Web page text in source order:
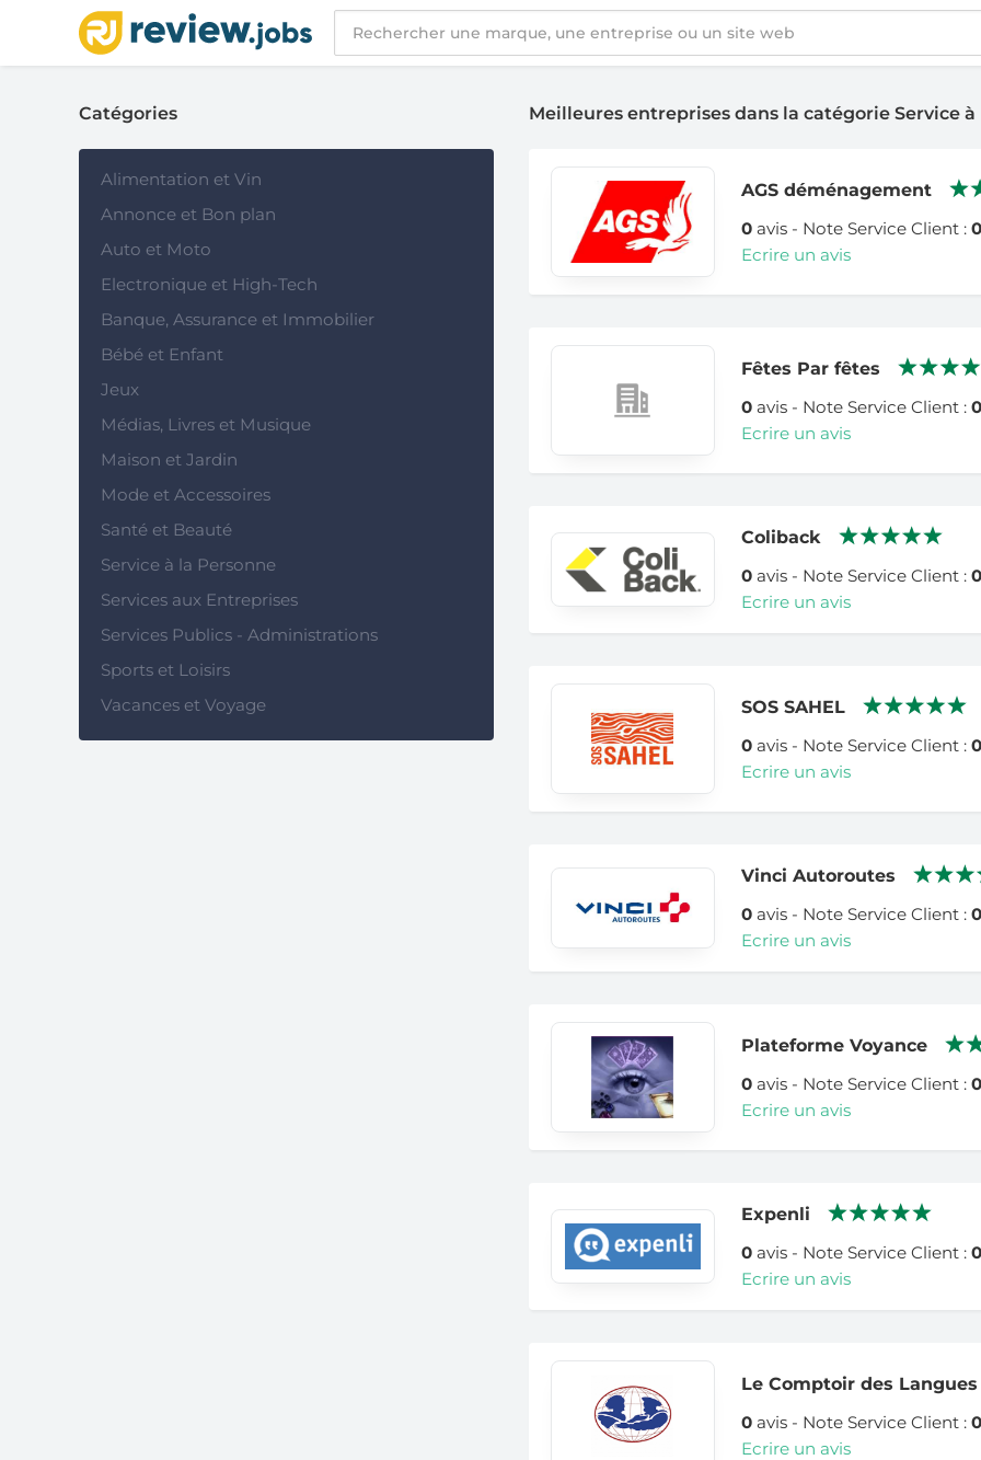
Catégories
Alimentation et Vin
Annonce et Bon plan
Auto et Moto
Electronique et High-Tech
Banque, Assurance et Immobilier
Bébé et Enfant
Jeux
Médias, Livres et Musique
Maison et Jardin
Mode et Accessoires
Santé et Beauté
Service à la Personne
Services aux Entreprises
Services Publics - Administrations
Sports et Loisirs
Vacances et Voyage
Meilleures entreprises dans la catégorie Service à
AGS déménagement
0avis - Note Service Client : 0
Ecrire un avis
Fêtes Par fêtes
0avis - Note Service Client : 0
Ecrire un avis
Coliback
0avis - Note Service Client : 0
Ecrire un avis
SOS SAHEL
0avis - Note Service Client : 0
Ecrire un avis
Vinci Autoroutes
0avis - Note Service Client : 0
Ecrire un avis
Plateforme Voyance
0avis - Note Service Client : 0
Ecrire un avis
Expenli
0avis - Note Service Client : 0
Ecrire un avis
Le Comptoir des Langues
0avis - Note Service Client : 0
Ecrire un avis